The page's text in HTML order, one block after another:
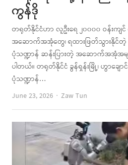
ကွန်ဒို
တရုတ်နိုင်ငံဟာ လူဦးရေ ၂၀၀၀၀ ဝန်းကျင်
အဆောက်အအုံတွေ၊ ရထားဖြတ်သွားနို
ပုံသဏ္ဍာန် ဆန်းပြားတဲ့ အဆောက်အအုံအမျ
ပါတယ်။ တရုတ်နိုင်ငံ ခွန်ရှန်းမြို့၊ ဟွာချ
ပုံသဏ္ဍာန်…
June 23, 2026
Author
Zaw Tun